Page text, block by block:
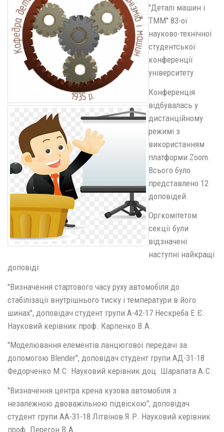
"Деталі машин і
ТММ" 83-ої
науково-технічної
студентської
конференції
університету.
Конференція
відбувалась у
дистанційному
режимі з
використанням
платформи Zoom.
Всього було
представлено 12
доповідей.
Оргкомітетом
секції були
відзначені
наступні найкращі
доповіді:
"Визначення стартового часу руху автомобіля до
стабілізації внутрішнього тиску і температури в його
шинах", доповідач студент групи А-42-17 Нескреба Е.Є.
Науковий керівник проф. Карпенко В.А.
"Моделювання елементів ланцюгової передачі за
допомогою Blender", доповідач студент групи АД-31-18
Федорченко М.С. Науковий керівник доц. Шарапата А.С.
"Визначення центра крена кузова автомобіля з
незалежною двоважільною підвіскою", доповідач
студент групи АА-31-18 Літвінов Я.Р. Науковий керівник
проф. Перегон В.А.